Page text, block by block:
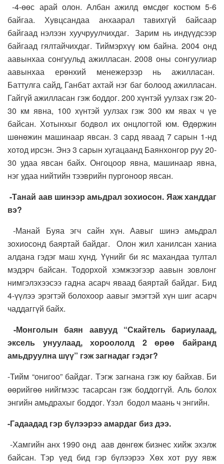
-4-өөс арай олон. Албан ажилд өмсдөг костюм 5-6
байгаа. Хувцсандаа анхаарал тавихгүй байсаар
байгаад нэлээн хуучруулчихдаг. Зарим нь индүүдсээр
байгаад гялтайчихдаг. Тиймэрхүү юм байна. 2004 онд
аавынхаа сонгуульд ажилласан. 2008 оны сонгуулиар
аавынхаа ерөнхий менежерээр нь ажилласан.
Баттулга сайд, Ганбат ахтай нэг баг болоод ажилласан.
Гайгүй ажилласан гэж боддог. 200 хүнтэй уулзах гэж 20-
30 км явна, 100 хүнтэй уулзах гэж 300 км явах ч үе
байсан. Хотынхыг бодвол их онцлогтой юм. Өдөржин
шөнөжин машинаар явсан. 3 сард яваад 7 сарын 1-нд
хотод ирсэн. Энэ 3 сарын хугацаанд Баянхонгор руу 20-
30 удаа явсан байх. Онгоцоор явна, машинаар явна,
нэг удаа нийтийн тээврийн пургоноор явсан.
-Танай аав шинээр амьдрал зохиосон. Яаж ханддаг
вэ?
-Манай Буяа эгч сайн хүн. Аавыг шинэ амьдрал
зохиосонд баяртай байдаг. Олон жил ханилсан ханиа
алдана гэдэг маш хүнд. Үүнийг би яс махандаа тултал
мэдэрч байсан. Тодорхой хэмжээгээр аавын зовлонг
нимгэлэхээсээ гадна асарч яваад баяртай байдаг. Бид
4-үүлээ эрэгтэй болохоор аавыг эмэгтэй хүн шиг асарч
чаддаггүй байх.
-Монголын баян аавууд “Скайтель бариулаад,
эксель унуулаад, хороололд 2 өрөө байранд
амьдруулна шүү” гэж загнадаг гэдэг?
-Тийм “онигоо” байдаг. Тэгж загнана гэж юу байхав. Би
өөрийгөө нийгмээс тасарсан гэж боддоггүй. Аль болох
энгийн амьдрахыг боддог. Үзэл бодол маань ч энгийн.
-Гадаадад гэр бүлээрээ амардаг биз дээ.
-Хамгийн анх 1990 онд аав дөнгөж бизнес хийж эхэлж
байсан. Тэр үед бид гэр бүлээрээ Хөх хот руу явж